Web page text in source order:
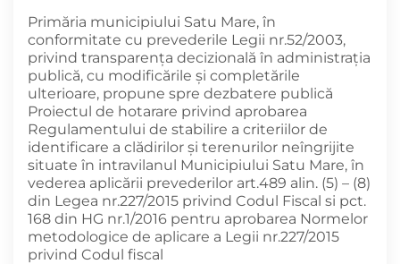
Primăria municipiului Satu Mare, în
conformitate cu prevederile Legii nr.52/2003,
privind transparența decizională în administrația
publică, cu modificările și completările
ulterioare, propune spre dezbatere publică
Proiectul de hotarare privind aprobarea
Regulamentului de stabilire a criteriilor de
identificare a clădirilor şi terenurilor neîngrijite
situate în intravilanul Municipiului Satu Mare, în
vederea aplicării prevederilor art.489 alin. (5) – (8)
din Legea nr.227/2015 privind Codul Fiscal si pct.
168 din HG nr.1/2016 pentru aprobarea Normelor
metodologice de aplicare a Legii nr.227/2015
privind Codul fiscal